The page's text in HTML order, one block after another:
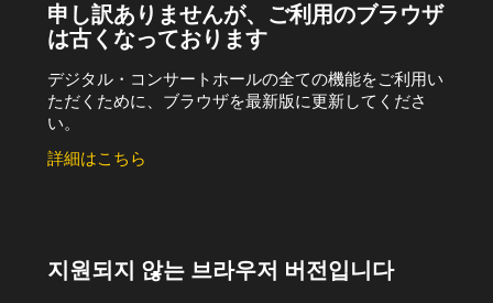
申し訳ありませんが、ご利用のブラウザ
は古くなっております
デジタル・コンサートホールの全ての機能をご利用い
ただくために、ブラウザを最新版に更新してくださ
い。
詳細はこちら
지원되지 않는 브라우저 버전입니다